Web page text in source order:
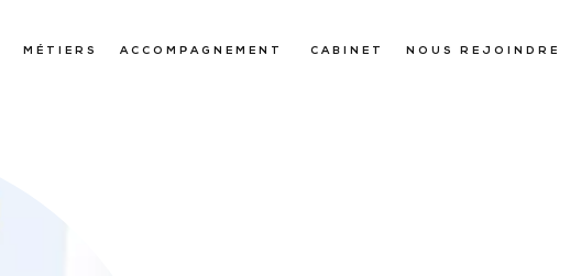
MÉTIERS ACCOMPAGNEMENT CABINET NOUS REJOINDRE